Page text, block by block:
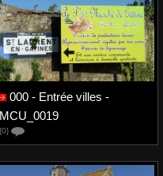
000 - Entrée villes -
MCU_0019
{0}